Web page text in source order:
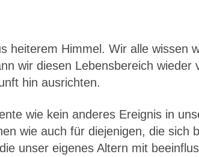
heiterem Himmel. Wir alle wissen
wir diesen Lebensbereich
hin ausrichten.
wie kein anderes Ereignis in
wie auch für diejenigen, die
unser eigenes Altern mit